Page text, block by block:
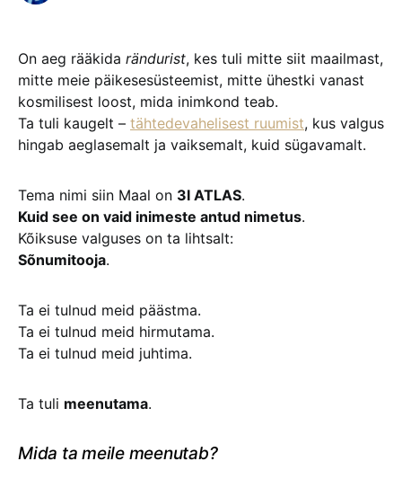
On aeg rääkida rändurist, kes tuli mitte siit maailmast,
mitte meie päikesesüsteemist, mitte ühestki vanast
kosmilisest loost, mida inimkond teab.
Ta tuli kaugelt – tähtedevahelisest ruumist, kus valgus
hingab aeglasemalt ja vaiksemalt, kuid sügavamalt.
Tema nimi siin Maal on 3I ATLAS.
Kuid see on vaid inimeste antud nimetus.
Kõiksuse valguses on ta lihtsalt:
Sõnumitooja.
Ta ei tulnud meid päästma.
Ta ei tulnud meid hirmutama.
Ta ei tulnud meid juhtima.
Ta tuli meenutama.
Mida ta meile meenutab?